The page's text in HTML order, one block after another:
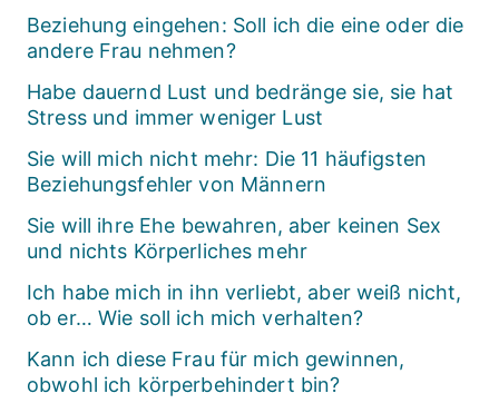
Beziehung eingehen: Soll ich die eine oder die
andere Frau nehmen?
Habe dauernd Lust und bedränge sie, sie hat
Stress und immer weniger Lust
Sie will mich nicht mehr: Die 11 häufigsten
Beziehungsfehler von Männern
Sie will ihre Ehe bewahren, aber keinen Sex
und nichts Körperliches mehr
Ich habe mich in ihn verliebt, aber weiß nicht,
ob er… Wie soll ich mich verhalten?
Kann ich diese Frau für mich gewinnen,
obwohl ich körperbehindert bin?